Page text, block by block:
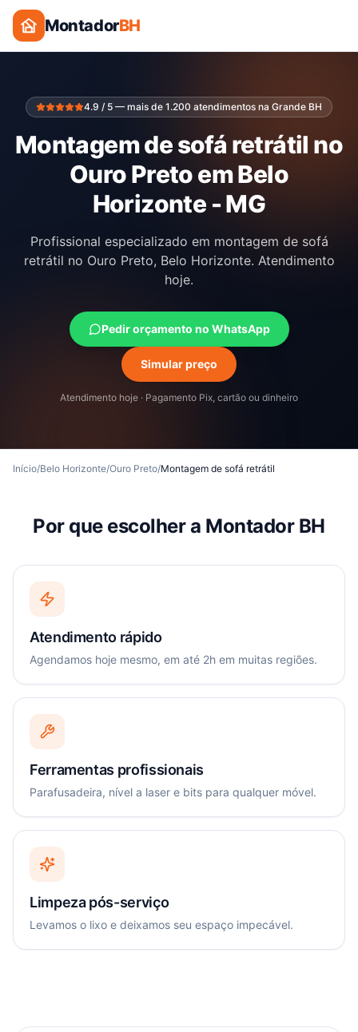
MontadorBH
4.9 / 5 — mais de 1.200 atendimentos na Grande BH
Montagem de sofá retrátil no
Ouro Preto em Belo
Horizonte - MG
Profissional especializado em montagem de sofá
retrátil no Ouro Preto, Belo Horizonte. Atendimento
hoje.
Pedir orçamento no WhatsApp
Simular preço
Atendimento hoje · Pagamento Pix, cartão ou dinheiro
Início/Belo Horizonte/Ouro Preto/Montagem de sofá retrátil
Por que escolher a Montador BH
Atendimento rápido
Agendamos hoje mesmo, em até 2h em muitas regiões.
Ferramentas profissionais
Parafusadeira, nível a laser e bits para qualquer móvel.
Limpeza pós-serviço
Levamos o lixo e deixamos seu espaço impecável.